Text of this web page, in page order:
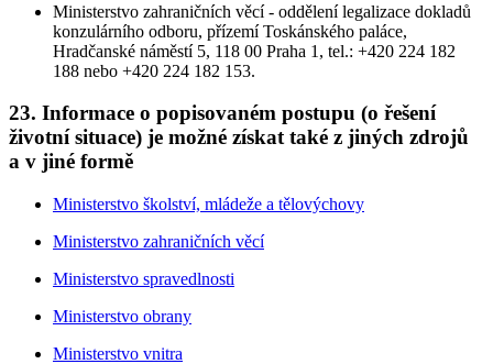
Ministerstvo zahraničních věcí - oddělení legalizace dokladů
konzulárního odboru, přízemí Toskánského paláce,
Hradčanské náměstí 5, 118 00 Praha 1, tel.: +420 224 182
188 nebo +420 224 182 153.
23. Informace o popisovaném postupu (o řešení
životní situace) je možné získat také z jiných zdrojů
a v jiné formě
Ministerstvo školství, mládeže a tělovýchovy
Ministerstvo zahraničních věcí
Ministerstvo spravedlnosti
Ministerstvo obrany
Ministerstvo vnitra